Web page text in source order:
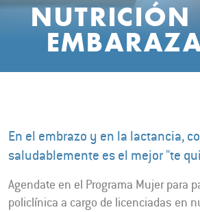
NUTRICIÓN
En el embrazo y en la lactancia,
saludablemente es el mejor "te
Agendate en el Programa Mujer para
policlínica a cargo de licenciadas en